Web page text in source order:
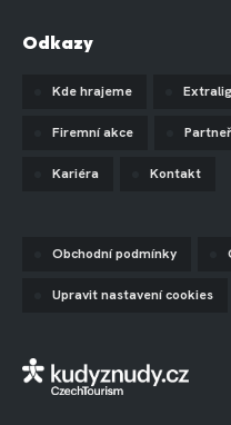
Odkazy
Kde hrajeme
Firemní akce
Kariéra Kontakt
Obchodní podmínky
Upravit nastavení cookies